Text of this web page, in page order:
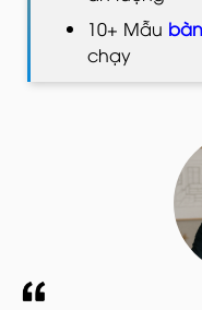
10+ Mẫu
chạy